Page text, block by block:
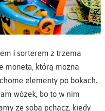
i sorterem z trzema
moneta, którą można
elementy po bokach.
wózek, bo to w nim
ze sobą pchacz, kiedy